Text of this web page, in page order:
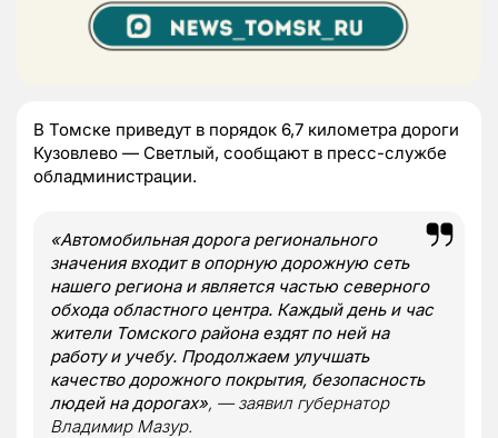
В Томске приведут в порядок 6,7 километра дороги
Кузовлево — Светлый, сообщают в пресс-службе
обладминистрации.
«Автомобильная дорога регионального
значения входит в опорную дорожную сеть
нашего региона и является частью северного
обхода областного центра. Каждый день и час
жители Томского района ездят по ней на
работу и учебу. Продолжаем улучшать
качество дорожного покрытия, безопасность
людей на дорогах», — заявил губернатор
Владимир Мазур.